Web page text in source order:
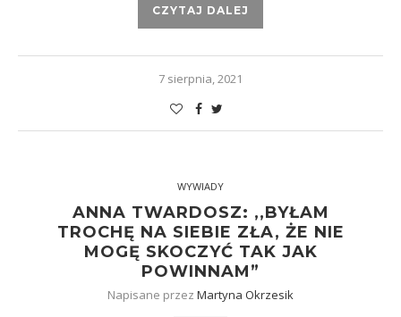
CZYTAJ DALEJ
7 sierpnia, 2021
WYWIADY
ANNA TWARDOSZ: ,,BYŁAM
TROCHĘ NA SIEBIE ZŁA, ŻE NIE
MOGĘ SKOCZYĆ TAK JAK
POWINNAM”
Napisane przez Martyna Okrzesik